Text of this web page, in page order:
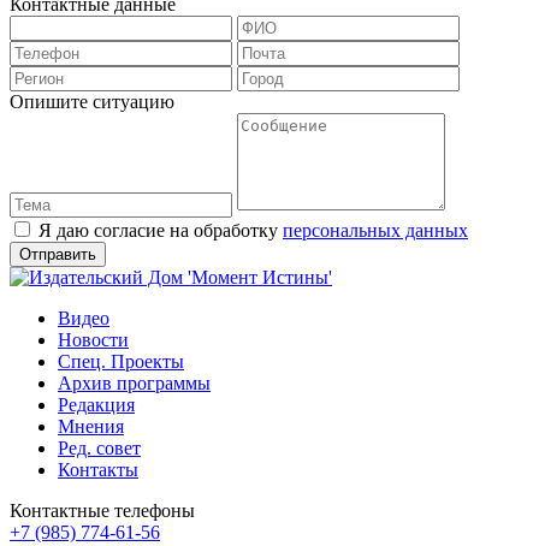
Опишите ситуацию
Я даю согласие на обработку персональных данных
Видео
Новости
Спец. Проекты
Архив программы
Редакция
Мнения
Ред. совет
Контакты
Контактные телефоны
+7 (985) 774-61-56